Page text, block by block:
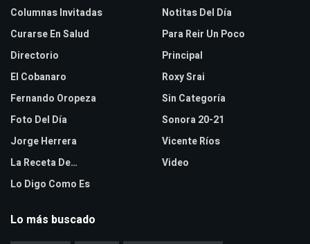
Columnas Invitadas
Curarse En Salud
Directorio
El Cobanaro
Fernando Oropeza
Foto Del Día
Jorge Herrera
La Receta De…
Lo Digo Como Es
Notitas Del Día
Para Reir Un Poco
Principal
Roxy Srai
Sin Categoría
Sonora 20-21
Vicente Ríos
Video
Lo más buscado